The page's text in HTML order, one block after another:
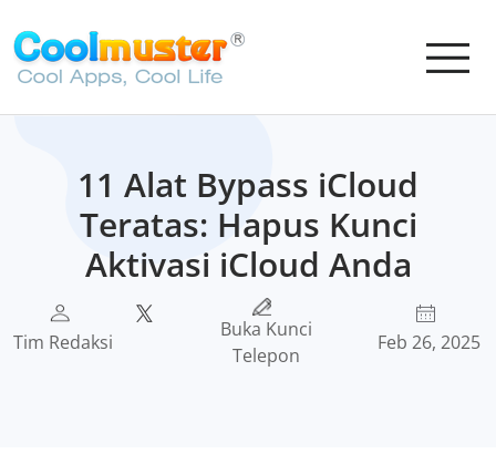
11 Alat Bypass iCloud
Teratas: Hapus Kunci
Aktivasi iCloud Anda
Tim Redaksi
Buka Kunci
Telepon
Feb 26, 2025